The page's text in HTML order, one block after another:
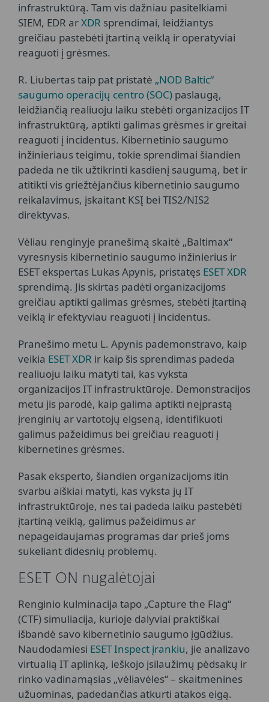
infrastruktūrą. Tam vis dažniau pasitelkiami
SIEM, EDR arXDR sprendimai, leidžiantys
greičiau pastebėti įtartiną veiklą ir operatyviai
reaguoti į grėsmes.
R. Liubertas taip pat pristatė „NOD Baltic“
saugumo operacijų centro (SOC) paslaugą,
leidžiančią realiuoju laiku stebėti organizacijos IT
infrastruktūrą, aptikti galimas grėsmes ir greitai
reaguoti į incidentus. Kibernetinio saugumo
inžinieriaus teigimu, tokie sprendimai šiandien
padeda ne tik užtikrinti kasdienį saugumą, bet ir
atitikti vis griežtėjančius kibernetinio saugumo
reikalavimus, įskaitant KSĮ bei TIS2/NIS2
direktyvas.
Vėliau renginyje pranešimą skaitė „Baltimax“
vyresnysis kibernetinio saugumo inžinierius ir
ESET ekspertas Lukas Apynis, pristatęs ESET XDR
sprendimą. Jis skirtas padėti organizacijoms
greičiau aptikti galimas grėsmes, stebėti įtartiną
veiklą ir efektyviau reaguoti į incidentus.
Pranešimo metu L. Apynis pademonstravo, kaip
veikia ESET XDR ir kaip šis sprendimas padeda
realiuoju laiku matyti tai, kas vyksta
organizacijos IT infrastruktūroje. Demonstracijos
metu jis parodė, kaip galima aptikti neįprastą
įrenginių ar vartotojų elgseną, identifikuoti
galimus pažeidimus bei greičiau reaguoti į
kibernetines grėsmes.
Pasak eksperto, šiandien organizacijoms itin
svarbu aiškiai matyti, kas vyksta jų IT
infrastruktūroje, nes tai padeda laiku pastebėti
įtartiną veiklą, galimus pažeidimus ar
nepageidaujamas programas dar prieš joms
sukeliant didesnių problemų.
ESET ON nugalėtojai
Renginio kulminacija tapo „Capture the Flag“
(CTF) simuliacija, kurioje dalyviai praktiškai
išbandė savo kibernetinio saugumo įgūdžius.
Naudodamiesi ESET Inspect įrankiu, jie analizavo
virtualią IT aplinką, ieškojo įsilaužimų pėdsakų ir
rinko vadinamąsias „vėliavėles“ – skaitmenines
užuominas, padedančias atkurti atakos eigą.